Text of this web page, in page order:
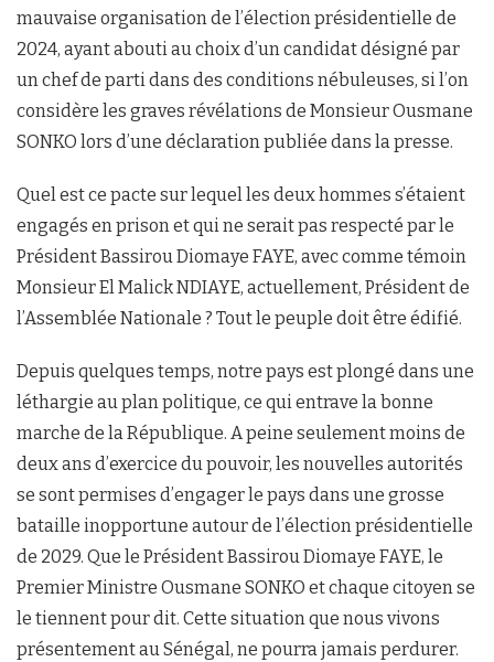
mauvaise organisation de l’élection présidentielle de
2024, ayant abouti au choix d’un candidat désigné par
un chef de parti dans des conditions nébuleuses, si l’on
considère les graves révélations de Monsieur Ousmane
SONKO lors d’une déclaration publiée dans la presse.
Quel est ce pacte sur lequel les deux hommes s’étaient
engagés en prison et qui ne serait pas respecté par le
Président Bassirou Diomaye FAYE, avec comme témoin
Monsieur El Malick NDIAYE, actuellement, Président de
l’Assemblée Nationale ? Tout le peuple doit être édifié.
Depuis quelques temps, notre pays est plongé dans une
léthargie au plan politique, ce qui entrave la bonne
marche de la République. A peine seulement moins de
deux ans d’exercice du pouvoir, les nouvelles autorités
se sont permises d’engager le pays dans une grosse
bataille inopportune autour de l’élection présidentielle
de 2029. Que le Président Bassirou Diomaye FAYE, le
Premier Ministre Ousmane SONKO et chaque citoyen se
le tiennent pour dit. Cette situation que nous vivons
présentement au Sénégal, ne pourra jamais perdurer.